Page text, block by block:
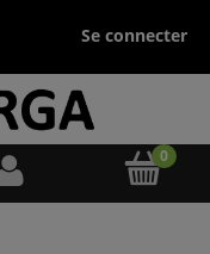
Se connecter